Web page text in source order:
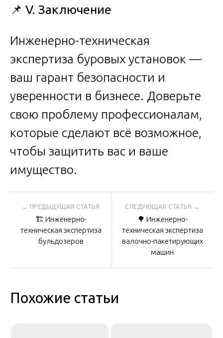
📌 V. Заключение
Инженерно-техническая
экспертиза буровых установок —
ваш гарант безопасности и
уверенности в бизнесе. Доверьте
свою проблему профессионалам,
которые сделают всё возможное,
чтобы защитить вас и ваше
имущество.
Навигация
по
🏗️ Инженерно-
техническая экспертиза
бульдозеров
🌳 Инженерно-
техническая экспертиза
валочно-пакетирующих
машин
Похожие статьи